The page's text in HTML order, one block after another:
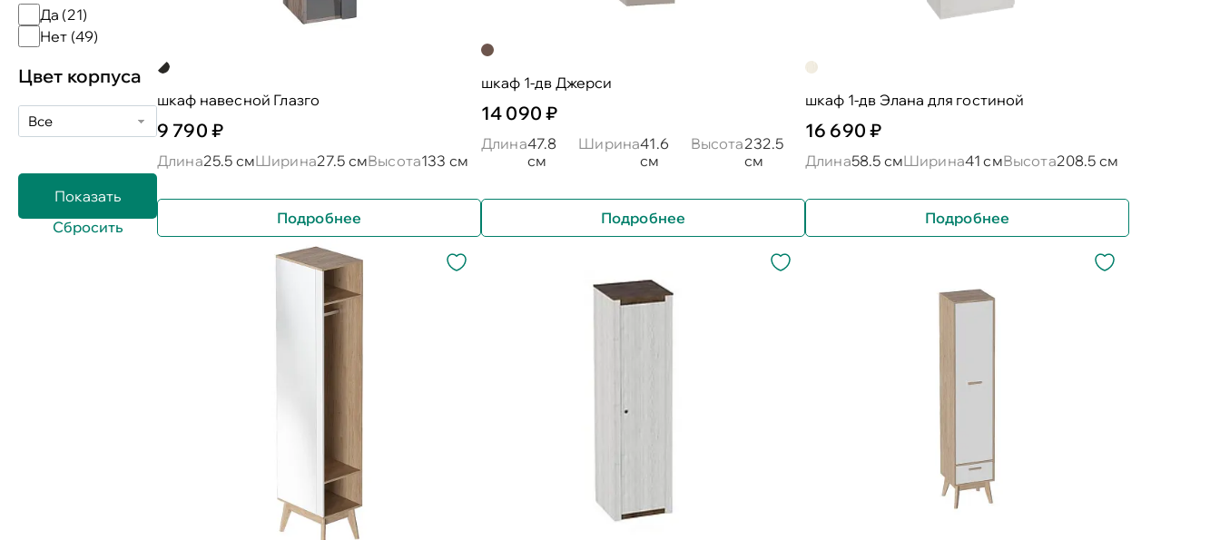
Да (21)
Нет (49)
Цвет корпуса
Все
шкаф навесной Глазго
9 790 ₽
Длина25.5 смШирина27.5 смВысота133 см
Подробнее
шкаф 1-дв Джерси
14 090 ₽
Длина47.8
см
Ширина41.6
см
Высота232.5
см
Подробнее
шкаф 1-дв Элана для гостиной
16 690 ₽
Длина58.5 смШирина41 смВысота208.5 см
Подробнее